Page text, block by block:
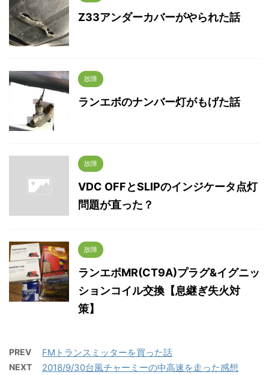
Z33アンダーカバーがやられた話
故障
ランエボのナンバー灯がもげた話
故障
VDC OFFとSLIPのインジケータ点灯
問題が直った？
故障
ランエボMR(CT9A)プラグ&イグニッ
ションコイル交換【息継ぎ失火対
策】
PREV FMトランスミッターを買った話
NEXT 2018/9/30台風チャーミーの中高速を走った感想